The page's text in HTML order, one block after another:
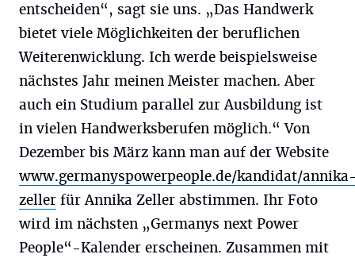
entscheiden“, sagt sie uns. „Das Handwerk
bietet viele Möglichkeiten der beruflichen
Weiterenwicklung. Ich werde beispielsweise
nächstes Jahr meinen Meister machen. Aber
auch ein Studium parallel zur Ausbildung ist
in vielen Handwerksberufen möglich.“ Von
Dezember bis März kann man auf der Website
www.germanyspowerpeople.de/kandidat/
zeller für Annika Zeller abstimmen. Ihr Foto
wird im nächsten „Germanys next Power
People“-Kalender erscheinen. Zusammen mit